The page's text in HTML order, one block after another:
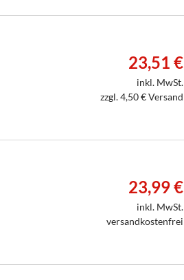
23,51 €
inkl. MwSt.
zzgl. 4,50 € Versand
23,99 €
inkl. MwSt.
versandkostenfrei